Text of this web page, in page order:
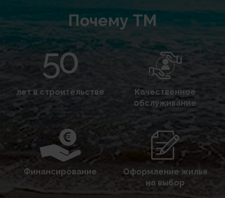
Почему TM
лет в строительстве
Качественное
обслуживание
Финансирование
Оформление жилья
на выбор